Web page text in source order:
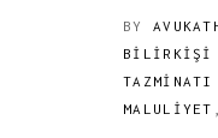
BY
BILIRKIŞI
TAZMİNATI
MALULIYET